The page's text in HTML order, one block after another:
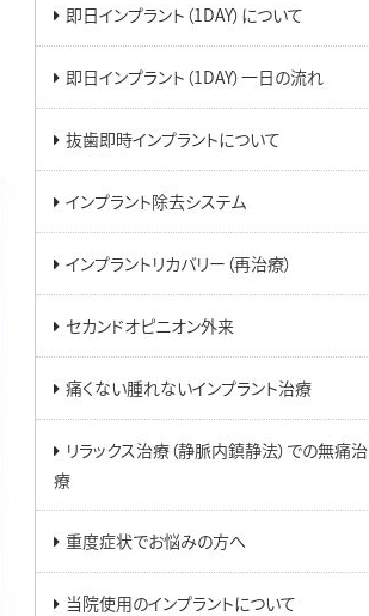
即日インプラント（1DAY）について
即日インプラント（1DAY）一日の流れ
抜歯即時インプラントについて
インプラント除去システム
インプラントリカバリー（再治療）
セカンドオピニオン外来
痛くない腫れないインプラント治療
リラックス治療（静脈内鎮静法）での無痛治
療
重度症状でお悩みの方へ
当院使用のインプラントについて